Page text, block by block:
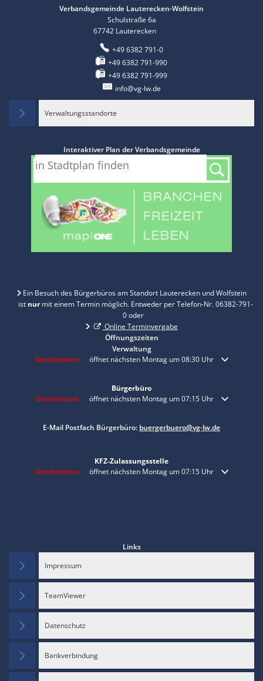
Verbandsgemeinde Lauterecken-Wolfstein
Schulstraße 6a
67742 Lauterecken
+49 6382 791-0
+49 6382 791-990
+49 6382 791-999
info@vg-lw.de
Verwaltungsstandorte
Interaktiver Plan der Verbandsgemeinde
Ein Besuch des Bürgerbüros am Standort Lauterecken und Wolfstein
ist nurmit einem Termin möglich. Entweder per Telefon-Nr. 06382-791-
0 oder
Online Terminvergabe
Öffnungszeiten
Verwaltung
Klicken, um weitere Öffnungs- oder Schließzeiten auszublenden
Geschlossen: öffnet nächsten Montag um 08:30 Uhr
Bürgerbüro
Klicken, um weitere Öffnungs- oder Schließzeiten auszublenden
Geschlossen: öffnet nächsten Montag um 07:15 Uhr
E-Mail Postfach Bürgerbüro: buergerbuero@vg-lw.de
KFZ-Zulassungsstelle
Klicken, um weitere Öffnungs- oder Schließzeiten auszublenden
Geschlossen: öffnet nächsten Montag um 07:15 Uhr
Links
Impressum
TeamViewer
Datenschutz
Bankverbindung